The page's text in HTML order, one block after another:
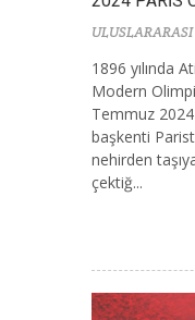
1896 yılında
Modern
Temmuz
başkenti
nehirden
çektiğ...